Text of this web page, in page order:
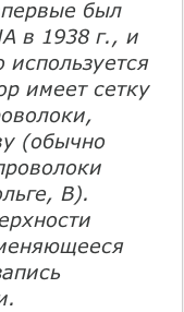
был
в 1938 г., и
имеет сетку
(обычно
В).